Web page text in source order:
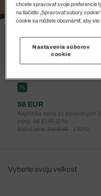
%
56 EUR
Najnižšia cena za posledných
ceny: 56 EUR (0%)
Bežná cena: 141 EUR (-60%)
Vyberte svoju veľkosť
chcete spravovať svoje preferencie
na tlačidlo „Spravovať súbory
cookie sa môžete oboznámiť, aby
Nastavenia súborov
cookie